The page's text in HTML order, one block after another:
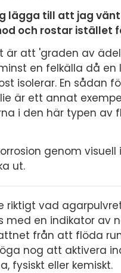
lägga till att jag
och rostar istället
är att 'graden av
en felkälla då
isolerar. En sådan
är ett annat
i den här typen
genom
ut.
riktigt vad
med en indikator av
från att flöda
nog att aktivera
fysiskt eller kemiskt.